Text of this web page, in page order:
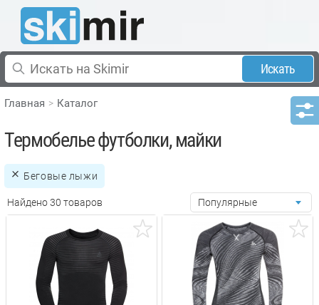
Искать
Главная Каталог
Термобелье футболки, майки
Беговые лыжи
Найдено 30 товаров Популярные